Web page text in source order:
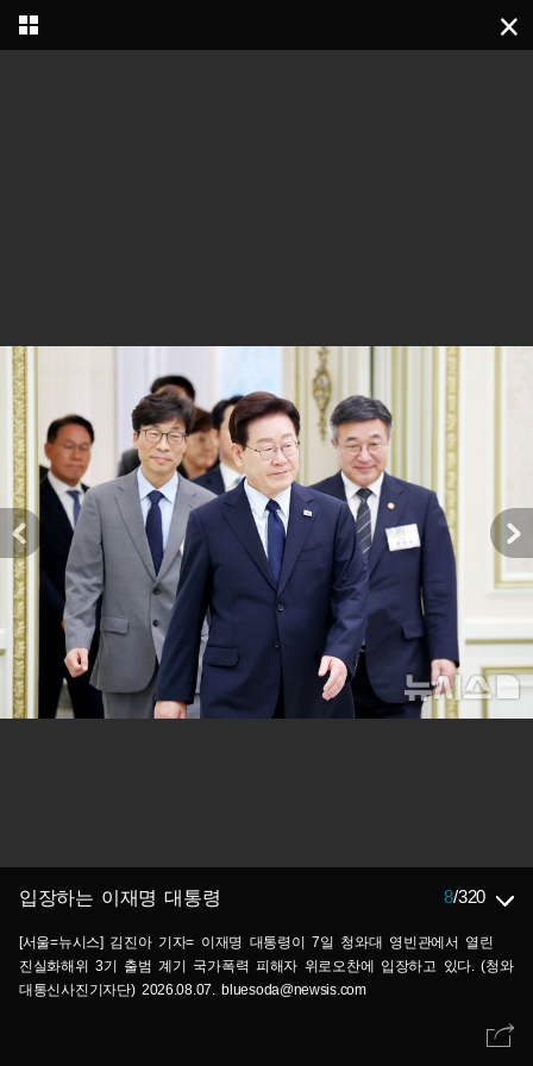
입장하는 이재명 대통령 8/320
[서울=뉴시스] 김진아 기자= 이재명 대통령이 7일 청와대 영빈관에서 열린
진실화해위 3기 출범 계기 국가폭력 피해자 위로오찬에 입장하고 있다. (청와
대통신사진기자단) 2026.08.07. bluesoda@newsis.com